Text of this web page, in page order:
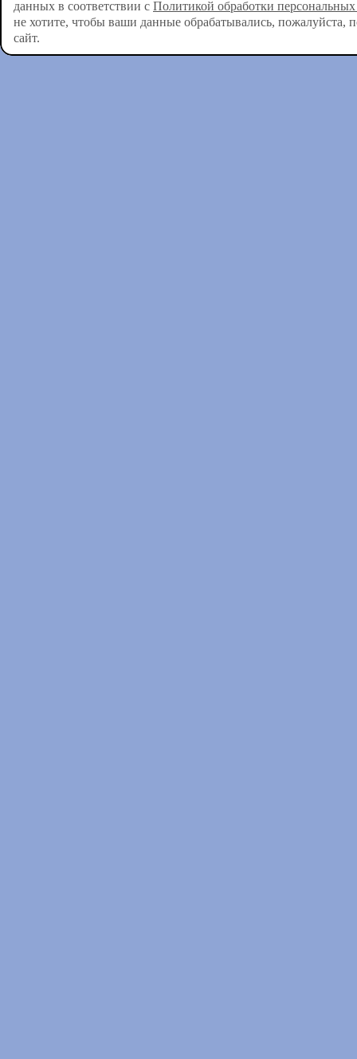
данных в соответствии с Политикой обработки
не хотите, чтобы ваши данные обрабатывались, пожалуйста,
сайт.